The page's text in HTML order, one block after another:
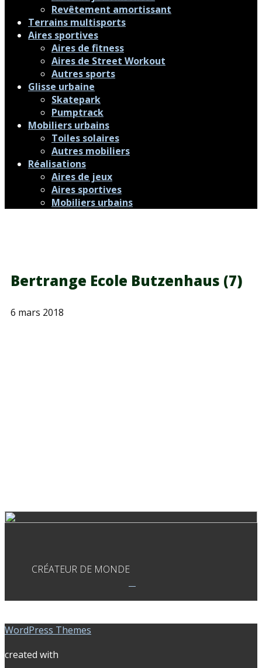
Revêtement amortissant
Terrains multisports
Aires sportives
Aires de fitness
Aires de Street Workout
Autres sports
Glisse urbaine
Skatepark
Pumptrack
Mobiliers urbains
Toiles solaires
Autres mobiliers
Réalisations
Aires de jeux
Aires sportives
Mobiliers urbains
Bertrange Ecole Butzenhaus (7)
6 mars 2018
CRÉATEUR DE MONDE
WordPress Themes
created with